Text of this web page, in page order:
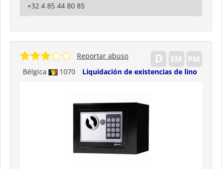
+32 4 85 44 80 85
Bélgica 1070 Liquidación de existencias de lino
Reportar abuso